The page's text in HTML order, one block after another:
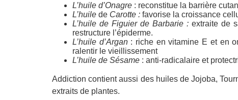
L’huile d’Onagre : reconstitue la barrière
L’huile de Carotte : favorise la croissance
L’huile de Figuier de Barbarie : extraite de
restructure l’épiderme.
L’huile d’Argan: riche en vitamine E et en
ralentir le vieillissement
L’huile de Sésame : anti-radicalaire et
Addiction contient aussi des huiles de Jojoba,
extraits de plantes.